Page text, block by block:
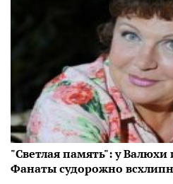
"Светлая память": у Валюхи
Фанаты судорожно